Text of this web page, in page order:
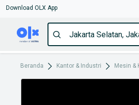
Download OLX App
Beranda Kantor & Industri Mesin &